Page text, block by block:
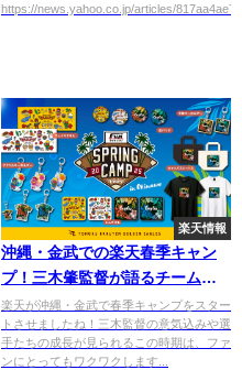
https://news.yahoo.co.jp/articles/
楽天情報
沖縄・金武での楽天春季キャン
プ！三木肇監督が語るチームの
目標とは？
楽天が沖縄・金武で春季キャンプをスター
トさせましたね！三木監督の意気込みや選
手たちの成長が見られるこの時期は、ファ
ンにとってもワクワクします...